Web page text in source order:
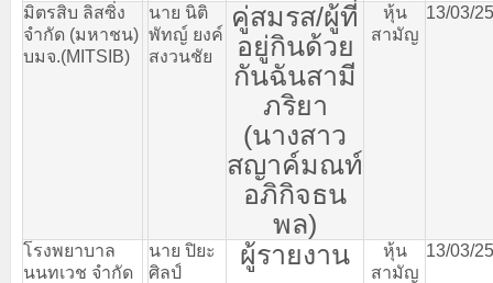
มิตรสิบ ลิสซิ่ง
จำกัด (มหาชน)
บมจ.(MITSIB)
นาย นิติ
พัทญ์ ยงค์
สงวนชัย
คู่สมรส/ผู้ที่
อยู่กินด้วย
กันฉันสามี
ภริยา
(นางสาว
สญาค์มณท์
อภิกิจธน
พล)
หุ้น
สามัญ
13/03/
โรงพยาบาล
นนทเวช จำกัด
นาย ปิยะ
ศิลป์
ผู้รายงาน
หุ้น
สามัญ
13/03/